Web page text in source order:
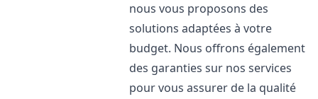
nous vous proposons des
solutions adaptées à votre
budget. Nous offrons également
des garanties sur nos services
pour vous assurer de la qualité